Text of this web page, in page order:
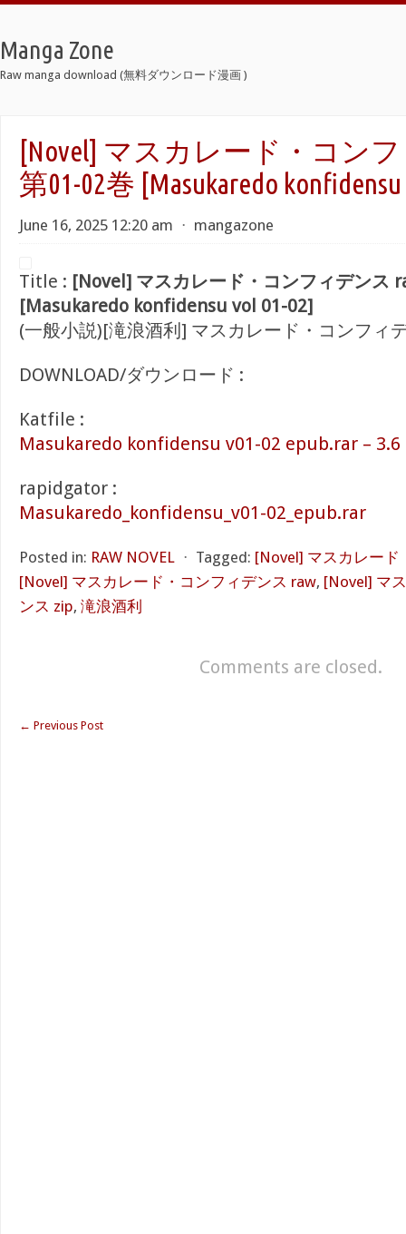
Manga Zone
Raw manga download (無料ダウンロード漫画 )
[Novel] マスカレード・コン
第01-02巻 [Masukaredo
June 16, 2025 12:20 am ⋅ mangazone
Title : [Novel] マスカレード・コンフィデンス
[Masukaredo konfidensu vol 01-02]
(一般小説)[滝浪酒利] マスカレード・コンフィ
DOWNLOAD/ダウンロード :
Katfile :
Masukaredo konfidensu v01-02 epub.rar – 3.6
rapidgator :
Masukaredo_konfidensu_v01-02_epub.rar
Posted in: RAW NOVEL ⋅ Tagged: [Novel] マスカレー
[Novel] マスカレード・コンフィデンス raw, [Novel] マ
ンス zip, 滝浪酒利
Comments are closed.
← Previous Post